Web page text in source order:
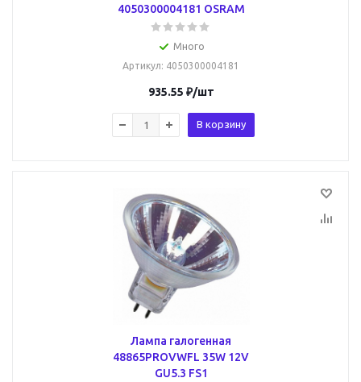
4050300004181 OSRAM
Много
Артикул: 4050300004181
935.55 ₽/шт
В корзину
Лампа галогенная
48865PROVWFL 35W 12V
GU5.3 FS1